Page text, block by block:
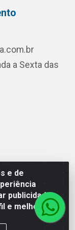
e de
publicidade
e melhorar a
a Sexta das
Paulo/SP - CEP
72